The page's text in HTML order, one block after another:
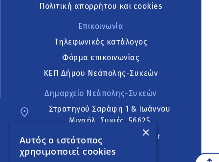
Πολιτική απορρήτου και cookies
Επικοινωνία
Τηλεφωνικός κατάλογος
Φόρμα επικοινωνίας
ΚΕΠ Δήμου Νεάπολης-Συκεών
Δημαρχείο Νεάπολης-Συκεών
Στρατηγού Σαράφη 1 & Ιωάννου
Μιχαήλ, Συκιές, 56625
neapoli.sykies@ddt.gov.gr
Ακολουθήστε
×
Αυτός ο ιστότοπος
χρησιμοποιεί cookies